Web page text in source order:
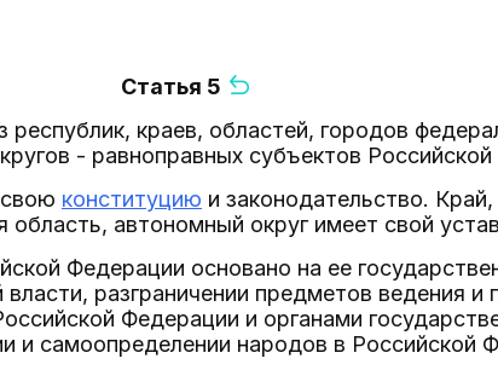
Статья 5
краев, областей, городов
- равноправных субъектов
конституцию и законодательство.
область, автономный округ имеет свой
Федерации основано на ее
разграничении предметов ведения
Федерации и органами
и самоопределении народов в Российской